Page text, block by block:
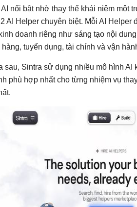
AI nổi bật nhờ thay thế khái niệm một
AI Helper chuyên biệt. Mỗi AI Helper
doanh riêng như sáng tạo nội
hàng, tuyển dụng, tài chính và vận
sau, Sintra sử dụng nhiều mô hình AI
phù hợp nhất cho từng nhiệm vụ